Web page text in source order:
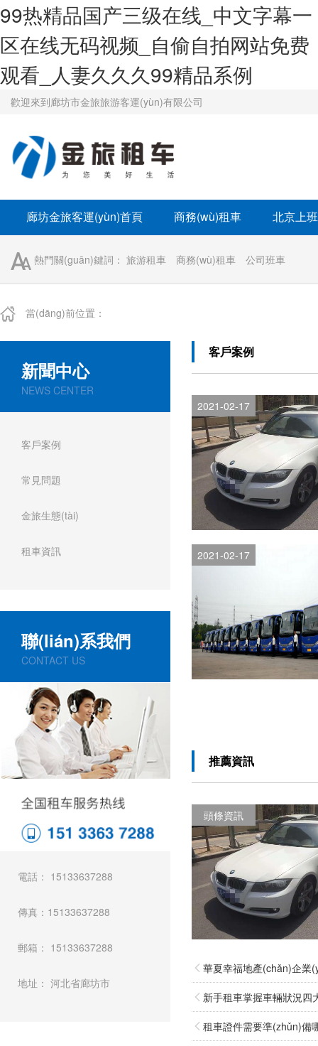
99热精品国产三级在线_中文字幕一
区在线无码视频_自偷自拍网站免费
观看_人妻久久久99精品系例
歡迎來到廊坊市金旅旅游客運(yùn)有限公司
廊坊金旅客運(yùn)首頁 商務(wù)租車 北京上
熱門關(guān)鍵詞： 旅游租車 商務(wù)租車 公司班車
當(dāng)前位置：
新聞中心
NEWS CENTER
客戶案例
常見問題
金旅生態(tài)
租車資訊
聯(lián)系我們
CONTACT US
電話： 15133637288
傳真：15133637288
郵箱： 15133637288
地址： 河北省廊坊市
客戶案例
2021-02-17
2021-02-17
推薦資訊
頭條資訊
華夏幸福地產(chǎn)企業
新手租車掌握車輛狀況四
租車證件需要準(zhǔn)備